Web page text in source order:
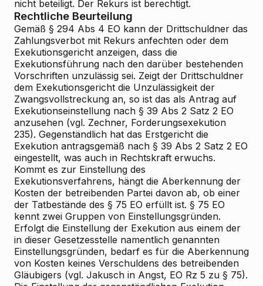
nicht beteiligt. Der Rekurs ist berechtigt.
Rechtliche Beurteilung
Gemäß § 294 Abs 4 EO kann der Drittschuldner das
Zahlungsverbot mit Rekurs anfechten oder dem
Exekutionsgericht anzeigen, dass die
Exekutionsführung nach den darüber bestehenden
Vorschriften unzulässig sei. Zeigt der Drittschuldner
dem Exekutionsgericht die Unzulässigkeit der
Zwangsvollstreckung an, so ist das als Antrag auf
Exekutionseinstellung nach § 39 Abs 2 Satz 2 EO
anzusehen (vgl. Zechner, Forderungsexekution
235). Gegenständlich hat das Erstgericht die
Exekution antragsgemäß nach § 39 Abs 2 Satz 2 EO
eingestellt, was auch in Rechtskraft erwuchs.
Kommt es zur Einstellung des
Exekutionsverfahrens, hängt die Aberkennung der
Kosten der betreibenden Partei davon ab, ob einer
der Tatbestände des § 75 EO erfüllt ist. § 75 EO
kennt zwei Gruppen von Einstellungsgründen.
Erfolgt die Einstellung der Exekution aus einem der
in dieser Gesetzesstelle namentlich genannten
Einstellungsgründen, bedarf es für die Aberkennung
von Kosten keines Verschuldens des betreibenden
Gläubigers (vgl. Jakusch in Angst, EO Rz 5 zu § 75).